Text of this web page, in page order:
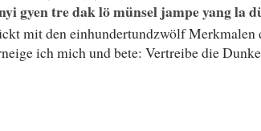
gyen tre dak lö münsel jampe yang la
mit den einhundertundzwölf Merkmalen
ich mich und bete: Vertreibe die